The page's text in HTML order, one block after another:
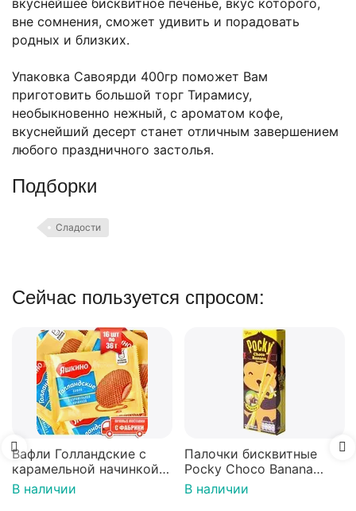
вне сомнения, сможет удивить и порадовать
родных и близких.
Упаковка Савоярди 400гр поможет Вам
приготовить большой торг Тирамису,
необыкновенно нежный, с ароматом кофе,
вкуснейший десерт станет отличным завершением
любого праздничного застолья.
Подборки
Сладости
Сейчас пользуется спросом:
Вафли Голландские с
карамельной начинкой
16 шт по 36 г ТМ Яшкино
В наличии
Палочки бисквитные
Pocky Choco Banana
25гр
В наличии